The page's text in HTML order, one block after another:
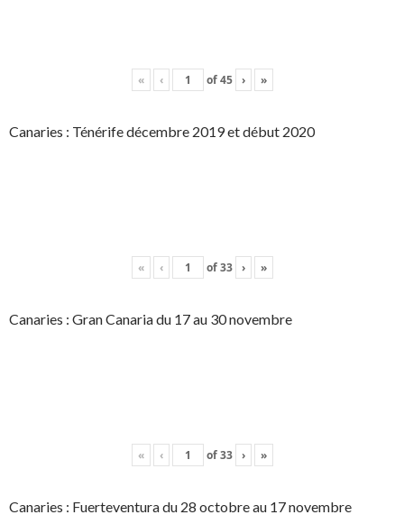
« ‹ of45 › »
Canaries : Ténérife décembre 2019 et début 2020
« ‹ of33 › »
Canaries : Gran Canaria du 17 au 30 novembre
« ‹ of33 › »
Canaries : Fuerteventura du 28 octobre au 17 novembre